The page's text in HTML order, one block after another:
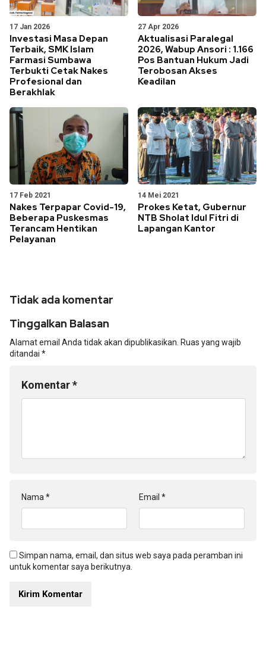
17 Jan 2026
Investasi Masa Depan
Terbaik, SMK Islam
Farmasi Sumbawa
Terbukti Cetak Nakes
Profesional dan
Berakhlak
27 Apr 2026
Aktualisasi Paralegal
2026, Wabup Ansori : 1.166
Pos Bantuan Hukum Jadi
Terobosan Akses
Keadilan
17 Feb 2021
Nakes Terpapar Covid-19,
Beberapa Puskesmas
Terancam Hentikan
Pelayanan
14 Mei 2021
Prokes Ketat, Gubernur
NTB Sholat Idul Fitri di
Lapangan Kantor
Tidak ada komentar
Tinggalkan Balasan
Alamat email Anda tidak akan dipublikasikan. Ruas yang wajib
ditandai *
Komentar*
Nama * Email *
Simpan nama, email, dan situs web saya pada peramban ini
untuk komentar saya berikutnya.